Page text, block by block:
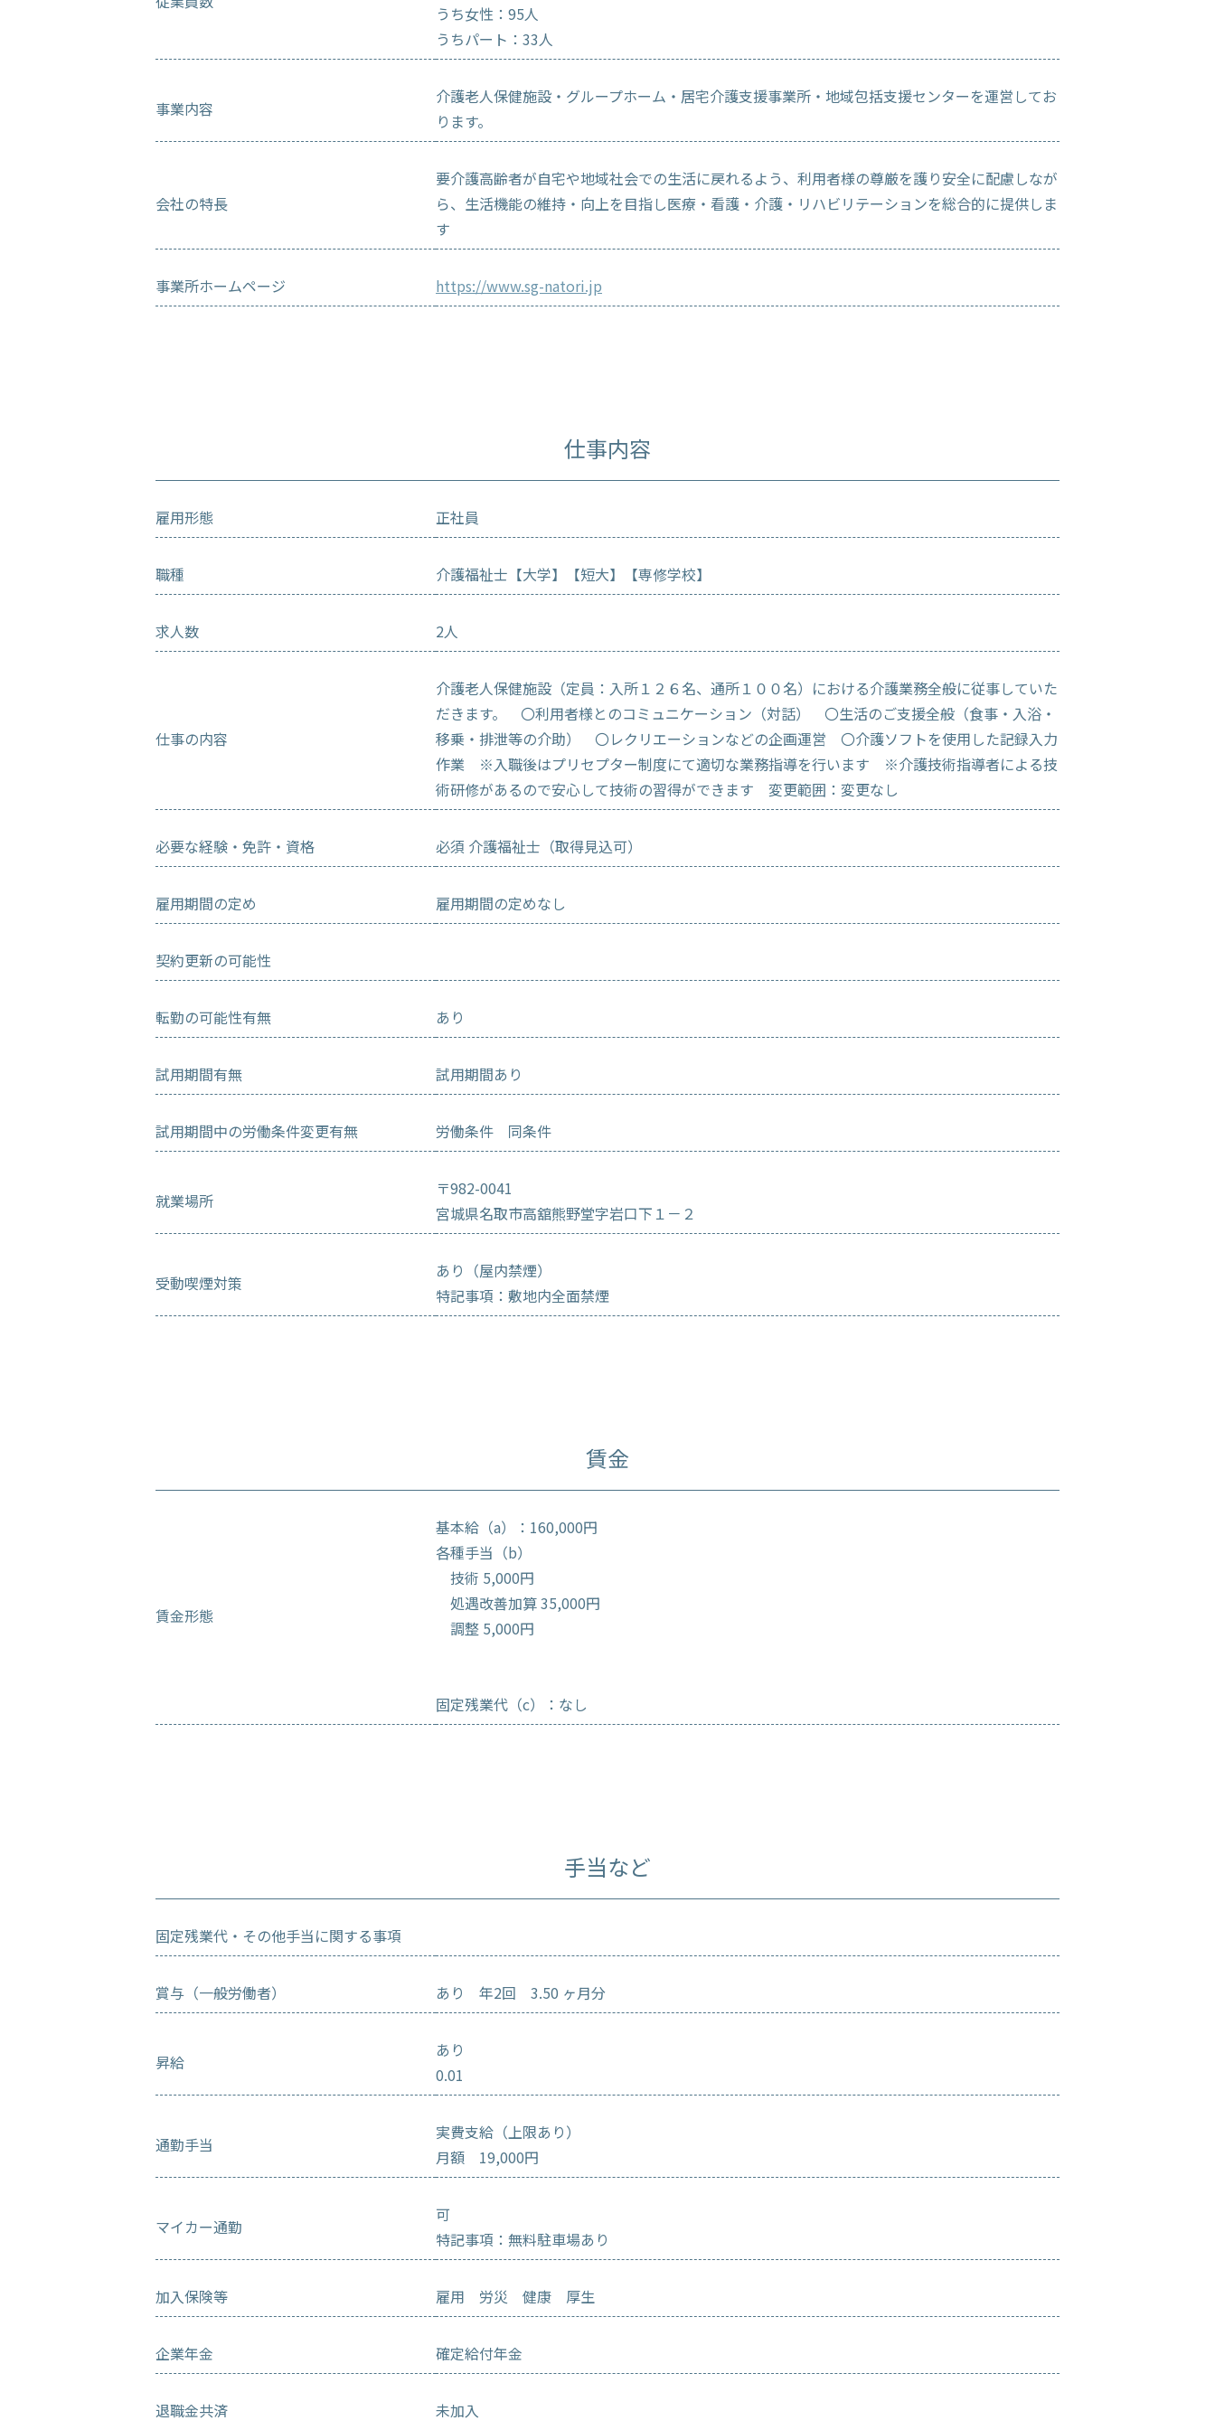
うち女性：95人
うちパート：33人
事業内容
介護老人保健施設・グループホーム・居宅介護支援事業所・地域包括支援センターを運営してお
ります。
会社の特長
要介護高齢者が自宅や地域社会での生活に戻れるよう、利用者様の尊厳を護り安全に配慮しなが
ら、生活機能の維持・向上を目指し医療・看護・介護・リハビリテーションを総合的に提供しま
す
事業所ホームページ https://www.sg-natori.jp
仕事内容
雇用形態 正社員
職種 介護福祉士【大学】【短大】【専修学校】
求人数 2人
仕事の内容
介護老人保健施設（定員：入所１２６名、通所１００名）における介護業務全般に従事していた
だきます。 〇利用者様とのコミュニケーション（対話） 〇生活のご支援全般（食事・入浴・
移乗・排泄等の介助） 〇レクリエーションなどの企画運営 〇介護ソフトを使用した記録入力
作業 ※入職後はプリセプター制度にて適切な業務指導を行います ※介護技術指導者による技
術研修があるので安心して技術の習得ができます 変更範囲：変更なし
必要な経験・免許・資格 必須 介護福祉士（取得見込可）
雇用期間の定め 雇用期間の定めなし
契約更新の可能性
転勤の可能性有無 あり
試用期間有無 試用期間あり
試用期間中の労働条件変更有無 労働条件 同条件
就業場所
〒982-0041
宮城県名取市高舘熊野堂字岩口下１－２
受動喫煙対策
あり（屋内禁煙）
特記事項：敷地内全面禁煙
賃金
賃金形態
基本給（a）：160,000円
各種手当（b）
技術 5,000円
処遇改善加算 35,000円
調整 5,000円
固定残業代（c）：なし
手当など
固定残業代・その他手当に関する事項
賞与（一般労働者） あり 年2回 3.50 ヶ月分
昇給
あり
0.01
通勤手当
実費支給（上限あり）
月額 19,000円
マイカー通勤
可
特記事項：無料駐車場あり
加入保険等 雇用 労災 健康 厚生
企業年金 確定給付年金
退職金共済 未加入